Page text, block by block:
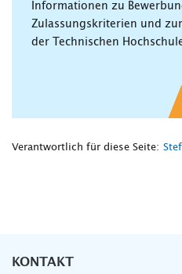
Informationen zu
Zulassungskriterien und
der Technischen
Verantwortlich für diese Seite:
KONTAKT